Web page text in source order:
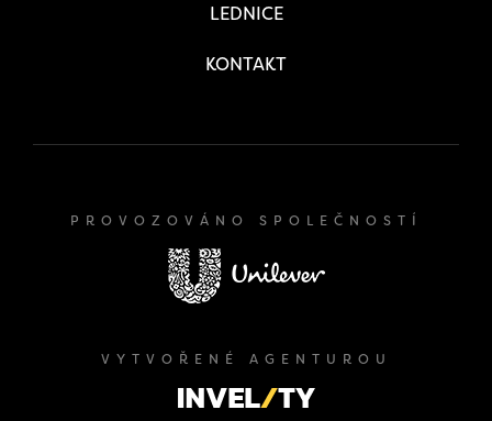
LEDNICE
KONTAKT
PROVOZOVÁNO SPOLEČNOSTÍ
VYTVOŘENÉ AGENTUROU